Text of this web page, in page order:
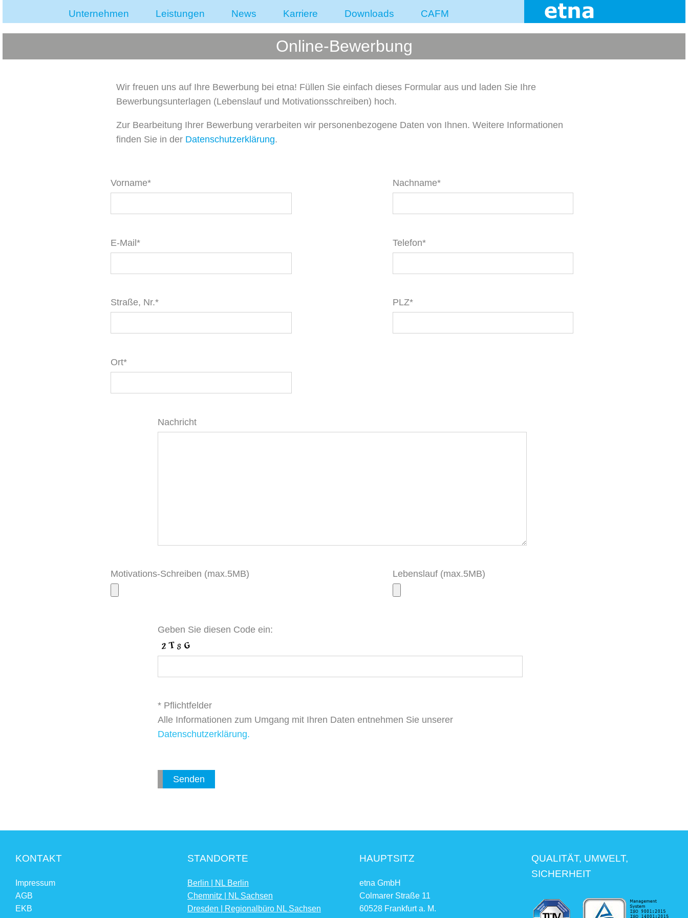
Unternehmen Leistungen News Karriere Downloads CAFM
Online-Bewerbung
Wir freuen uns auf Ihre Bewerbung bei etna! Füllen Sie einfach dieses Formular aus und laden Sie Ihre
Bewerbungsunterlagen (Lebenslauf und Motivationsschreiben) hoch.
Zur Bearbeitung Ihrer Bewerbung verarbeiten wir personenbezogene Daten von Ihnen. Weitere Informationen
finden Sie in der Datenschutzerklärung.
Vorname* Nachname*
E-Mail* Telefon*
Straße, Nr.* PLZ*
Ort*
Nachricht
Motivations-Schreiben (max.5MB) Lebenslauf (max.5MB)
Geben Sie diesen Code ein:
* Pflichtfelder
Alle Informationen zum Umgang mit Ihren Daten entnehmen Sie unserer
Datenschutzerklärung.
KONTAKT
Impressum
AGB
EKB
STANDORTE
Berlin | NL Berlin
Chemnitz | NL Sachsen
Dresden | Regionalbüro NL Sachsen
HAUPTSITZ
etna GmbH
Colmarer Straße 11
60528 Frankfurt a. M.
QUALITÄT, UMWELT,
SICHERHEIT